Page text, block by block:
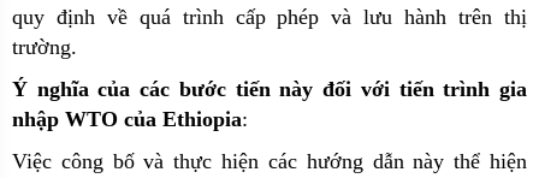
quy định về quá trình cấp phép và lưu hành trên thị
trường.
Ý nghĩa của các bước tiến này đối với tiến trình gia
nhập WTO của Ethiopia:
Việc công bố và thực hiện các hướng dẫn này thể hiện